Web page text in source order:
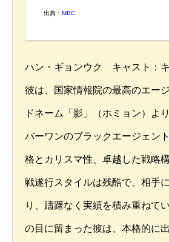
出典： MBC
ハン・ギョンウク キャスト：
彼は、国家情報院の最高のエー
ドネーム「影」（ホミョン）よ
バーワンのブラックエージェン
格とカリスマ性、卓越した戦略
戦遂行スタイルは残酷で、相手
り、躊躇なく実績を積み重ねて
の目に留まった彼は、本格的に